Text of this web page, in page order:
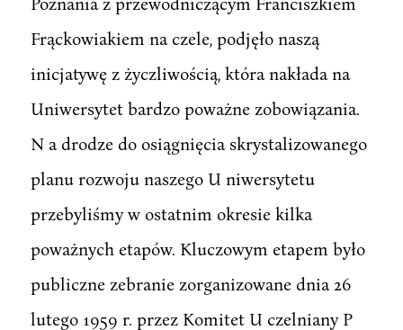
Frąckowiakiem na czele, podjęło naszą
inicjatywę z życzliwością, która nakłada na
Uniwersytet bardzo poważne zobowiązania.
N a drodze do osiągnięcia skrystalizowanego
planu rozwoju naszego U niwersytetu
przebyliśmy w ostatnim okresie kilka
poważnych etapów. Kluczowym etapem było
publiczne zebranie zorganizowane dnia 26
lutego 1959 r. przez Komitet U czelniany P